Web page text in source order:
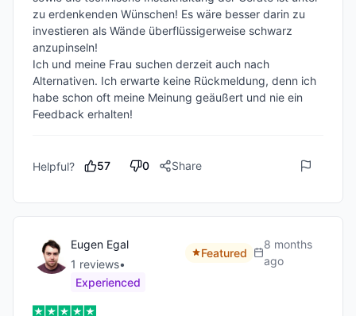
zu erdenkenden Wünschen! Es wäre besser darin zu
investieren als Wände überflüssigerweise schwarz
anzupinseln!
Ich und meine Frau suchen derzeit auch nach
Alternativen. Ich erwarte keine Rückmeldung, denn ich
habe schon oft meine Meinung geäußert und nie ein
Feedback erhalten!
Helpful? 57 0 Share
Eugen Egal
1 reviews•
Experienced
Featured
8 months
ago